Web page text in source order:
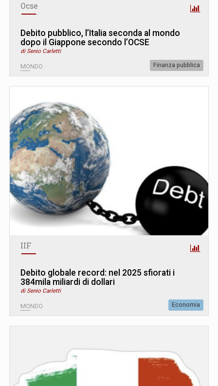
Ocse
Debito pubblico, l’Italia seconda al mondo
dopo il Giappone secondo l’OCSE
di Senio Carletti
MONDO Finanza pubblica
IIF
Debito globale record: nel 2025 sfiorati i
384mila miliardi di dollari
di Senio Carletti
MONDO Economia